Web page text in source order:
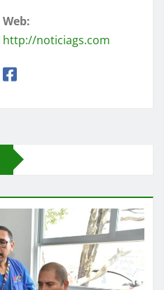
Web:
http://noticiags.com